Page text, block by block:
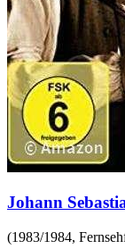
Johann
(1983/1984,